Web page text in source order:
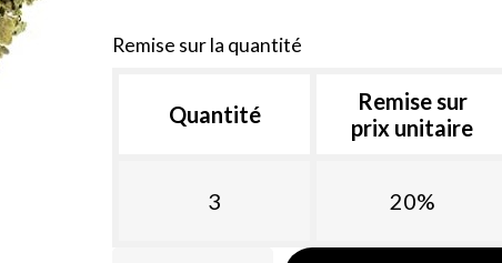
Remise sur la quantité
Quantité
Remise sur
prix unitaire
3 20%